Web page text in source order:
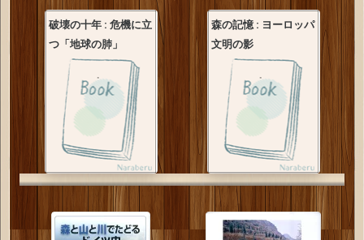
破壊の十年 : 危機に立
つ「地球の肺」
森の記憶 : ヨーロッパ
文明の影